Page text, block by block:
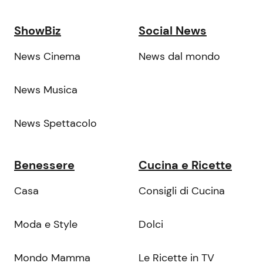
ShowBiz
News Cinema
News Musica
News Spettacolo
Social News
News dal mondo
Benessere
Casa
Moda e Style
Mondo Mamma
Cucina e Ricette
Consigli di Cucina
Dolci
Le Ricette in TV